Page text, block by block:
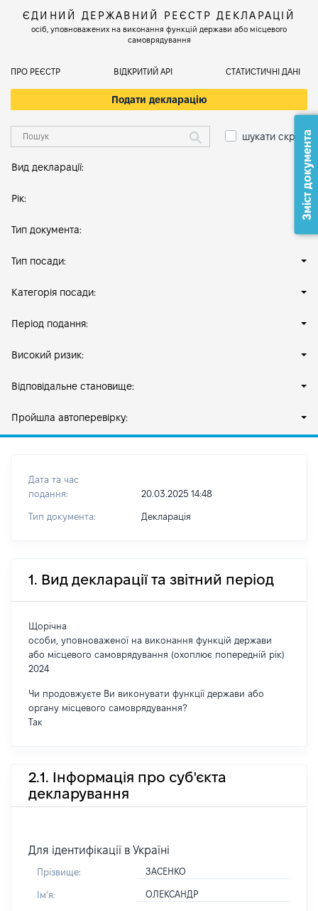
ЄДИНИЙ ДЕРЖАВНИЙ РЕЄСТР ДЕКЛАРАЦІЙ
осіб, уповноважених на виконання функцій держави або місцевого
самоврядування
ПРО РЕЄСТР ВІДКРИТИЙ АРІ СТАТИСТИЧНІ ДАНІ
Подати декларацію
шукати скрізь
Вид декларації:
Рік:
Тип документа:
Тип посади:
Категорія посади:
Період подання:
Високий ризик:
Відповідальне становище:
Пройшла автоперевірку:
Дата та час
подання:
20.03.2025 14:48
Тип документа: Декларація
1. Вид декларації та звітний період
Щорічна
особи, уповноваженої на виконання функцій держави
або місцевого самоврядування (охоплює попередній рік)
2024
Чи продовжуєте Ви виконувати функції держави або
органу місцевого самоврядування?
Так
2.1. Інформація про суб'єкта
декларування
Для ідентифікації в Україні
Прізвище: ЗАСЕНКО
Імʼя: ОЛЕКСАНДР
Зміст документа